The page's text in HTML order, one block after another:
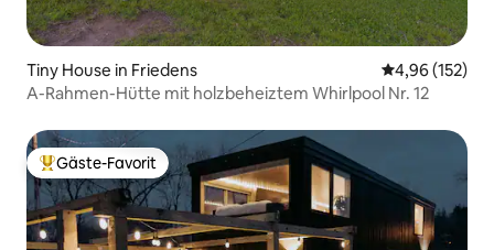
Tiny House in Friedens
4,96 (152)
A-Rahmen-Hütte mit holzbeheiztem Whirlpool Nr. 12
Beliebter Gäste-Favorit.
Gäste-Favorit